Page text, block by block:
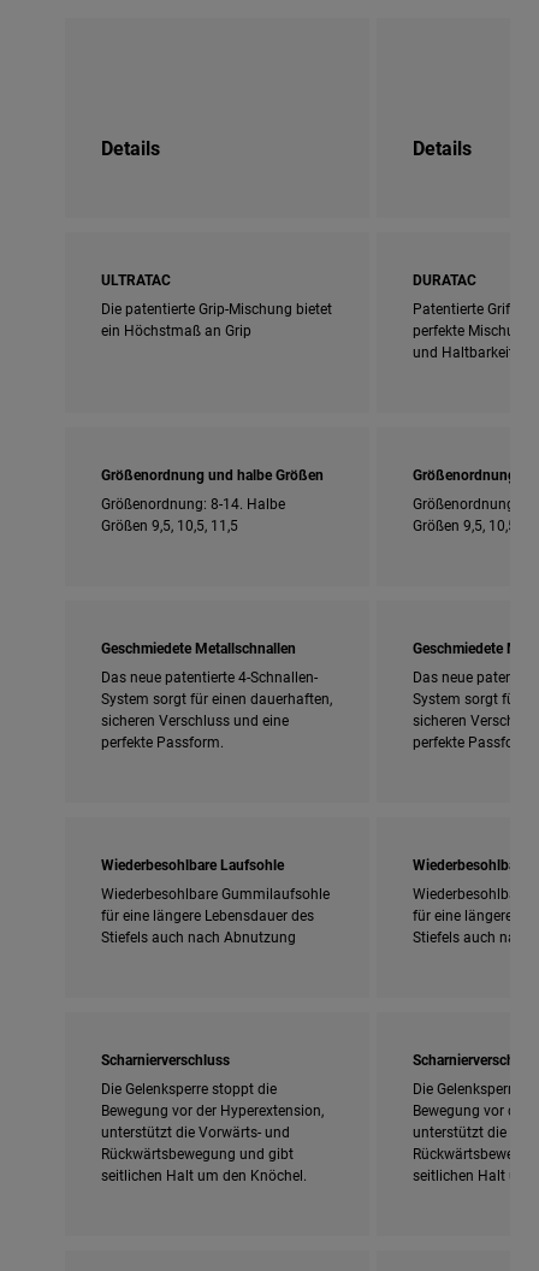
Details Details
ULTRATAC
Die patentierte Grip-Mischung bietet
ein Höchstmaß an Grip
DURATAC
Patentierte
perfekte Mischung
und Haltbarkeit
Größenordnung und halbe Größen
Größenordnung: 8-14. Halbe
Größen 9,5, 10,5, 11,5
Größenordnung
Größenordnung:
Größen 9,5, 10,5,
Geschmiedete Metallschnallen
Das neue patentierte 4-Schnallen-
System sorgt für einen dauerhaften,
sicheren Verschluss und eine
perfekte Passform.
Geschmiedete
Das neue
System sorgt für
sicheren
perfekte Passform.
Wiederbesohlbare Laufsohle
Wiederbesohlbare Gummilaufsohle
für eine längere Lebensdauer des
Stiefels auch nach Abnutzung
Wiederbesohlbare
Wiederbesohlbare
für eine längere
Stiefels auch nach
Scharnierverschluss
Die Gelenksperre stoppt die
Bewegung vor der Hyperextension,
unterstützt die Vorwärts- und
Rückwärtsbewegung und gibt
seitlichen Halt um den Knöchel.
Die Gelenksperre
Bewegung vor der
unterstützt die
seitlichen Halt um